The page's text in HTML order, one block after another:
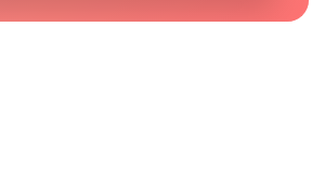
Zaburzenie mikrobioty jelitowej